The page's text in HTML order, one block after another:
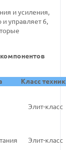
и усиления,
и управляет 6,
Класс
Элит-класс
Элит-класс